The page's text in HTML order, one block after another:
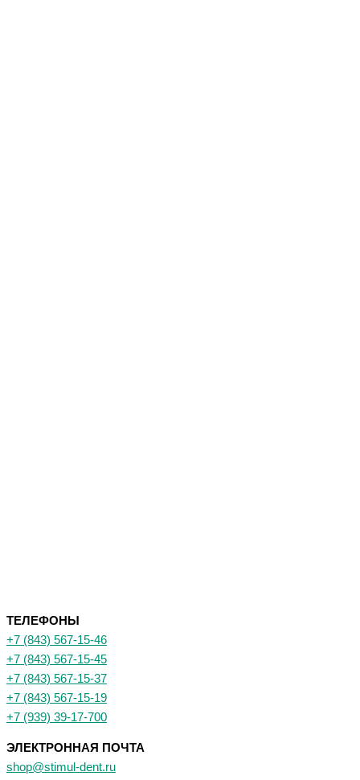
ТЕЛЕФОНЫ
+7 (843) 567-15-46
+7 (843) 567-15-45
+7 (843) 567-15-37
+7 (843) 567-15-19
+7 (939) 39-17-700
ЭЛЕКТРОННАЯ ПОЧТА
shop@stimul-dent.ru